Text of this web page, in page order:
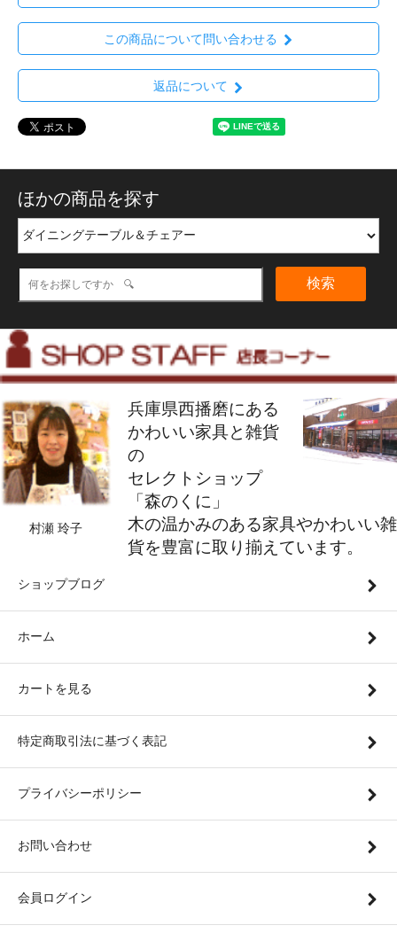
この商品について問い合わせる
返品について
ほかの商品を探す
検索
村瀬 玲子
兵庫県西播磨にある
かわいい家具と雑貨
の
セレクトショップ
「森のくに」
木の温かみのある家具やかわいい雑
貨を豊富に取り揃えています。
ショップブログ
ホーム
カートを見る
特定商取引法に基づく表記
プライバシーポリシー
お問い合わせ
会員ログイン